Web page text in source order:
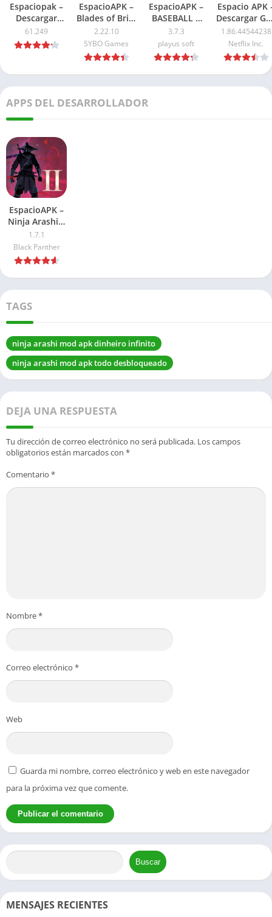
Espaciopak –
Descargar
Nulls Brawl
APK Ultima
Version 2026
61.249
EspacioAPK –
Blades of Brim
Mod APK
2026: Dinero
ilimitado
2.22.10
SYBO Games
EspacioAPK –
BASEBALL 9
APK Mod
Dinero
Ilimitado 2026
3.7.3
playus soft
Espacio APK
Descargar
San Andreas
NETFLIX APK
2026: Ultima
versión
1.86.44544238
Netflix Inc.
APPS DEL DESARROLLADOR
EspacioAPK –
Ninja Arashi 2
APK 2026:
Dinero infinito
1.7.1
Black Panther
TAGS
ninja arashi mod apk dinheiro infinito
ninja arashi mod apk todo desbloqueado
DEJA UNA RESPUESTA
Tu dirección de correo electrónico no será publicada. Los campos
obligatorios están marcados con *
Comentario *
Nombre*
Correo electrónico *
Web
Guarda mi nombre, correo electrónico y web en este navegador
para la próxima vez que comente.
Buscar
MENSAJES RECIENTES